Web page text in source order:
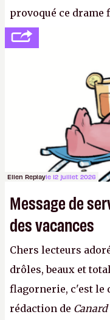
provoqué ce drame
se consoler, le PDG
sur le déblocage du
joueurs majeurs
aux adultes, qui ne
avec du pouvoir
Ellen Replayle 12 juillet 2026
Message de
des vacances
Chers lecteurs
drôles, beaux et
flagornerie, c'est le
rédaction de Canard